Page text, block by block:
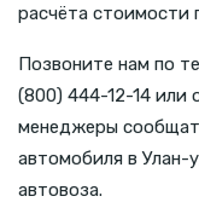
расчёта стоимости
Позвоните нам по
(800) 444-12-14 или
менеджеры
автомобиля в
автовоза.